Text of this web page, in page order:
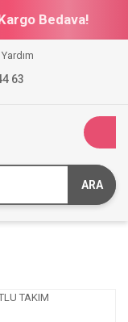
Bedava!
Yardım
63
ARA